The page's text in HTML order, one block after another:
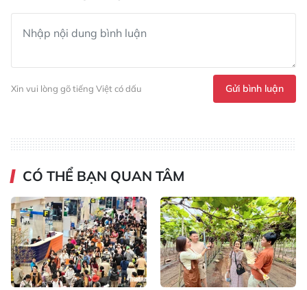
Xin vui lòng gõ tiếng Việt có dấu Gửi bình luận
CÓ THỂ BẠN QUAN TÂM